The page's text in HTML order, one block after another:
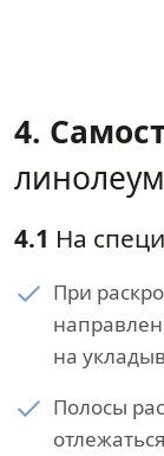
4.
4.1 На
При
на
Полосы